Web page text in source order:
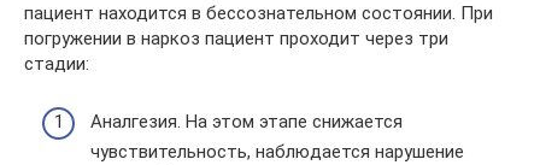
пациент находится в бессознательном состоянии. При
погружении в наркоз пациент проходит через три
стадии:
Аналгезия. На этом этапе снижается
чувствительность, наблюдается нарушение